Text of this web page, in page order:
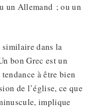
un Allemand ; ou un
similaire dans la
bon Grec est un
à être bien
de l’église, ce que
implique